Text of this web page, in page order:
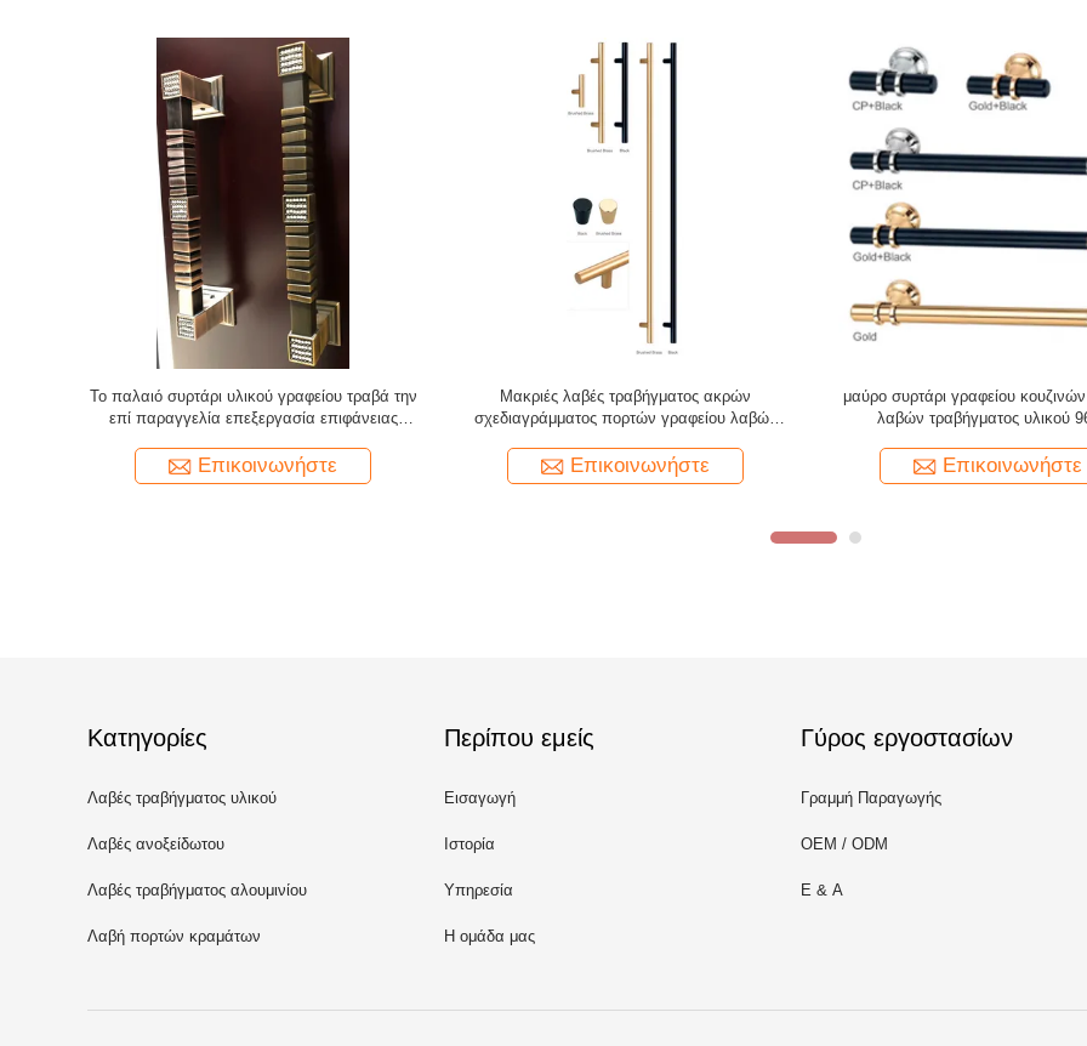
Υψηλής ποιότητας ντουλάπι πόρτες συρτάρι
τετράγωνο τραβήξτε μαύρο Ματ κουζίνα
Επικοινωνήστε
Μοντέρνο Μαύρο Μπάρα Έλξης
Επικοινωνήστε
Μοντέρνες Μινιμαλιστικές Λαβές
από Κράμα Ψευδαργύρου σε
Κουζίνα, Σαλόνι, Συρταριέρα,
Ντουλάπα
Επικοινωνήστε
Κατηγορίες
Λαβές τραβήγματος υλικού
Λαβές ανοξείδωτου
Λαβές τραβήγματος αλουμινίου
Λαβή πορτών κραμάτων
Περίπου εμείς
Εισαγωγή
Ιστορία
Υπηρεσία
Η ομάδα μας
Γύρος εργοστασίων
Γραμμή Παραγωγής
OEM / ODM
Ε & Α